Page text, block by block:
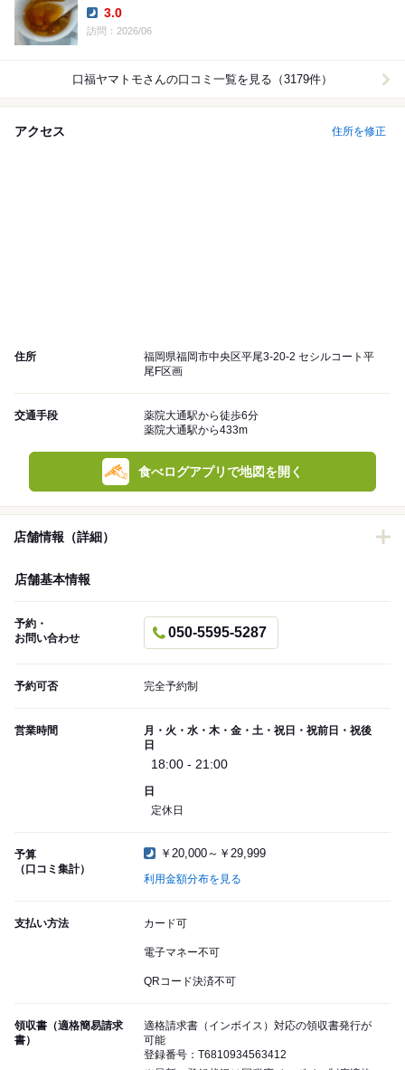
Dinner:
3.0
訪問：2026/06
口福ヤマトモさんの口コミ一覧を見る（3179件）
アクセス 住所を修正
住所
福岡県福岡市中央区平尾3-20-2 セシルコート平
尾F区画
交通手段
薬院大通駅から徒歩6分
薬院大通駅から433m
食べログアプリで地図を開く
店舗情報（詳細）
店舗基本情報
予約・
お問い合わせ
050-5595-5287
予約可否 完全予約制
営業時間
月・火・水・木・金・土・祝日・祝前日・祝後
日
18:00 - 21:00
日
定休日
予算
（口コミ集計）
￥20,000～￥29,999
利用金額分布を見る
支払い方法 カード可
電子マネー不可
QRコード決済不可
領収書（適格簡易請求
書）
適格請求書（インボイス）対応の領収書発行が
可能
登録番号：T6810934563412